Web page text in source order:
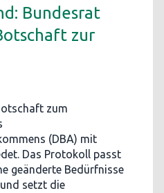
Bundesrat
zur
zum
(DBA) mit
Das Protokoll passt
geänderte Bedürfnisse
setzt die